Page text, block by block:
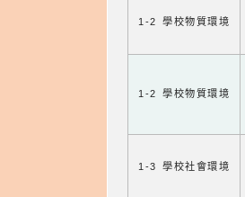
1-2 學校物質環境
1-2 學校物質環境
1-3 學校社會環境